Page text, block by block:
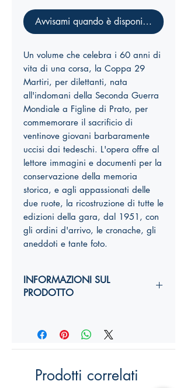
Avvisami quando è disponibile
Un volume che celebra i 60 anni di
vita di una corsa, la Coppa 29
Martiri, per dilettanti, nata
all'indomani della Seconda Guerra
Mondiale a Figline di Prato, per
commemorare il sacrificio di
ventinove giovani barbaramente
uccisi dai tedeschi. L'opera offre al
lettore immagini e documenti per la
conservazione della memoria
storica, e agli appassionati delle
due ruote, la ricostruzione di tutte le
edizioni della gara, dal 1951, con
gli ordini d'arrivo, le cronache, gli
aneddoti e tante foto.
INFORMAZIONI SUL
PRODOTTO
Anno di edizione:
Formato copertina:
costola):YY,Y x YY,Y x Ycm
Prodotti correlati